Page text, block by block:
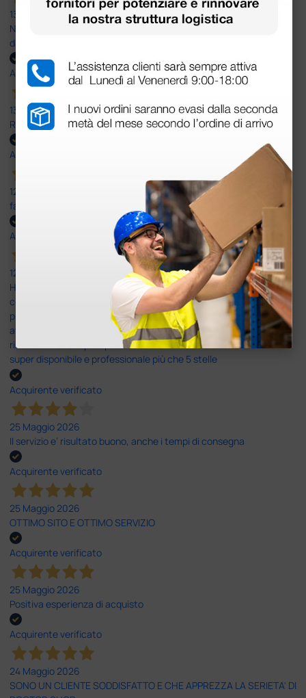
13 Luglio 2026
Nulla da eccepire. Tutto estremamente chiaro e corretto,
dall’ordine alla consegna.
Acquirente verificato
13 Luglio 2026
Rapidi, disponibili ben forniti
Acquirente verificato
12 Giugno 2026
facilità di acquisto e puntualità
Acquirente verificato
12 Giugno 2026
Ho avuto un problema con la consegna, il pacco non è stato
consegnato ma messo in giacenza. Il problema è stato
prontamente risolto dal servizio clienti. Altro problema il codice di
attivazione del software per il PC non corretto e anche questo
risolto in modo rapido professionale e immediato. Assistenza
super disponibile e professionale più che 5 stelle
Acquirente verificato
25 Maggio 2026
Il servizio e’ risultato buono, anche i tempi di consegna
Acquirente verificato
25 Maggio 2026
OTTIMO SITO E OTTIMO SERVIZIO
Acquirente verificato
25 Maggio 2026
Positiva esperienza di acquisto
Acquirente verificato
24 Maggio 2026
SONO UN CLIENTE SODDISFATTO E CHE APPREZZA LA SERIETA' DI